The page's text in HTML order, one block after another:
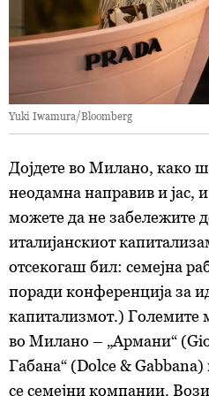
Yuki Iwamura/Bloomberg
Дојдете во Милано, како
неодамна направив и јас,
можете да не забележите
италијанскиот
отсекогаш бил: семејна
поради конференција за
капитализмот.) Големите
во Милано – „Армани“
Габана“ (Dolce &
се семејни компании.